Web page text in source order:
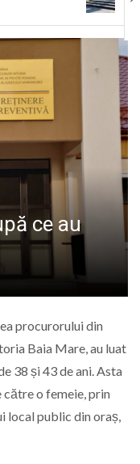
ce au
procurorului din
Baia Mare, au luat
38 și 43 de ani. Asta
o femeie, prin
local public din oraș,